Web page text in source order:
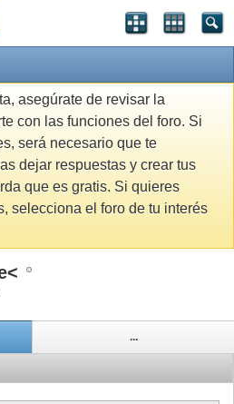
asegúrate de revisar la
con las funciones del foro. Si
será necesario que te
dejar respuestas y crear tus
que es gratis. Si quieres
selecciona el foro de tu interés
...